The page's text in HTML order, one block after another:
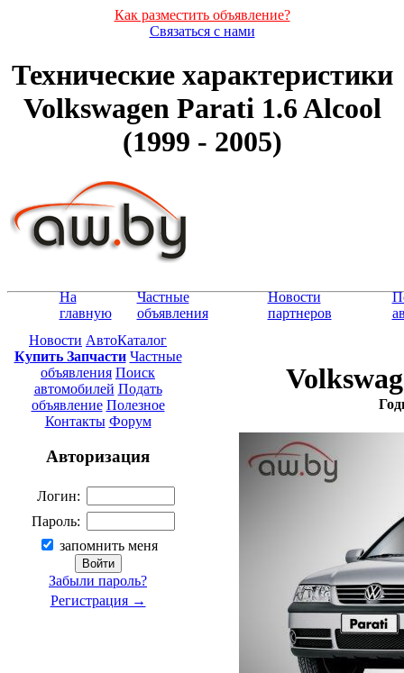
Как разместить объявление?
Связаться с нами
Технические характеристики
Volkswagen Parati 1.6 Alcool
(1999 - 2005)
На
главную
Частные
объявления
Новости
партнеров
Новости АвтоКаталог
Купить Запчасти Частные
объявления Поиск
автомобилей Подать
объявление Полезное
Контакты Форум
Авторизация
Логин:
Пароль:
запомнить меня
Забыли пароль?
Регистрация →